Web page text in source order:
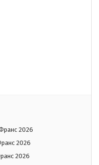
2026
2026
2026